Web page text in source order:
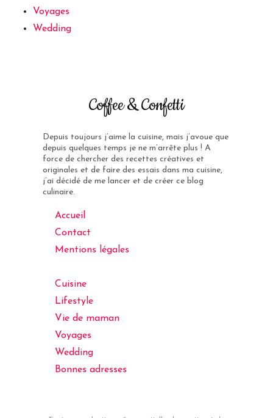
Voyages
Wedding
Coffee & Confetti
Depuis toujours j’aime la cuisine, mais j’avoue que
depuis quelques temps je ne m’arrête plus ! A
force de chercher des recettes créatives et
originales et de faire des essais dans ma cuisine,
j’ai décidé de me lancer et de créer ce blog
culinaire.
Accueil
Contact
Mentions légales
Cuisine
Lifestyle
Vie de maman
Voyages
Wedding
Bonnes adresses